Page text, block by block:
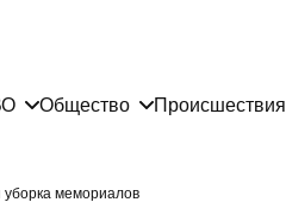
Общество Происшествия
мемориалов